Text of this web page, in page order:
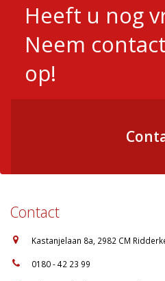
Heeft u nog
Neem
op!
Contact
Kastanjelaan 8a, 2982 CM
0180 - 42 23 99